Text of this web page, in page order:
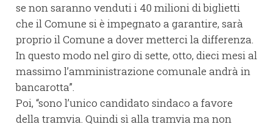
se non saranno venduti i 40 milioni di biglietti
che il Comune si è impegnato a garantire, sarà
proprio il Comune a dover metterci la differenza.
In questo modo nel giro di sette, otto, dieci mesi al
massimo l’amministrazione comunale andrà in
bancarotta”.
Poi, “sono l’unico candidato sindaco a favore
della tramvia. Quindi sì alla tramvia ma non